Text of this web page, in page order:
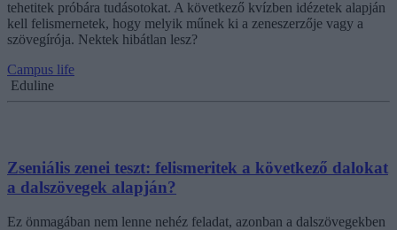
tehetitek próbára tudásotokat. A következő kvízben idézetek alapján
kell felismernetek, hogy melyik műnek ki a zeneszerzője vagy a
szövegírója. Nektek hibátlan lesz?
Campus life
Eduline
Zseniális zenei teszt: felismeritek a következő dalokat
a dalszövegek alapján?
Ez önmagában nem lenne nehéz feladat, azonban a dalszövegekben